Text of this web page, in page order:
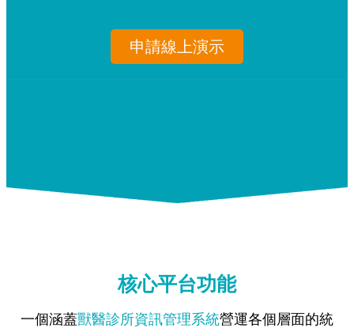
申請線上演示
核心平台功能
一個涵蓋獸醫診所資訊管理系統營運各個層面的統